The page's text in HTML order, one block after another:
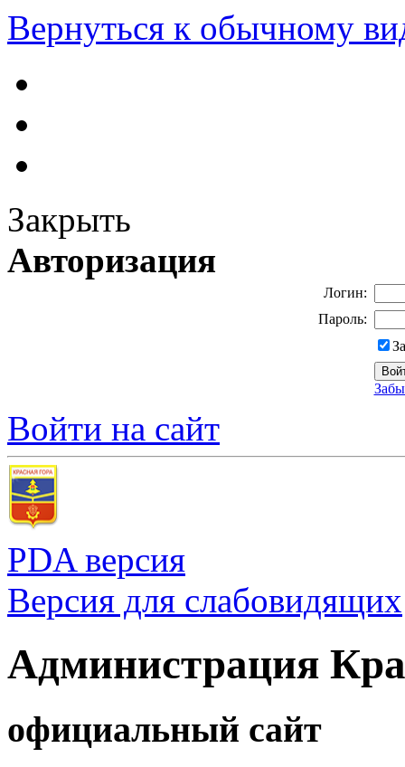
Вернуться к обычному
Закрыть
Авторизация
Логин:
Пароль:
Войти на сайт
PDA версия
Версия для слабовидящих
Администрация
официальный сайт